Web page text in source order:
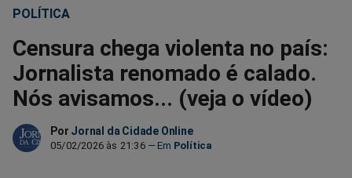
Compartilhar
no
Facebook
Compartilhar
no
Whatsapp
no
Twitter
no
Messenger
no
Telegram
no
Gettr
POLÍTICA
Censura chega violenta no país:
Jornalista renomado é calado.
Nós avisamos... (veja o vídeo)
Por Jornal da Cidade Online
05/02/2026 às 21:36 Política